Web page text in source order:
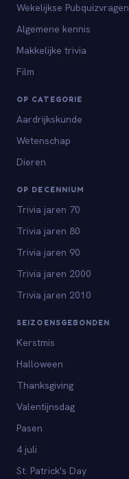
Wekelijkse Pubquizvragen
Algemene kennis
Makkelijke trivia
Film
OP CATEGORIE
Aardrijkskunde
Wetenschap
Dieren
OP DECENNIUM
Trivia jaren 70
Trivia jaren 80
Trivia jaren 90
Trivia jaren 2000
Trivia jaren 2010
SEIZOENSGEBONDEN
Kerstmis
Halloween
Thanksgiving
Valentijnsdag
Pasen
4 juli
St. Patrick's Day